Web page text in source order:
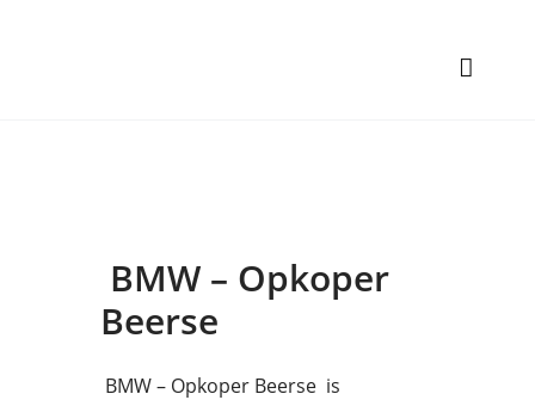
BMW – Opkoper
Beerse
BMW – Opkoper Beerse is